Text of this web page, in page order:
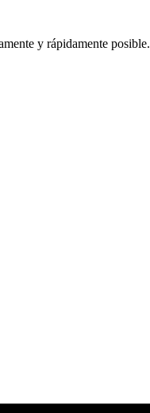
y rápidamente posible.